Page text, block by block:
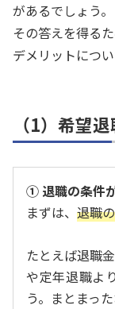
があるでしょう。
その答えを得る
デメリットについ
（1）希望
① 退職の条件
まずは、 退職
たとえば退職
や定年退職よ
う。まとまっ